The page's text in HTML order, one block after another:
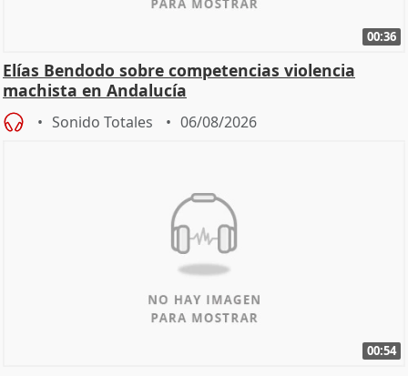
00:36
Elías Bendodo sobre competencias violencia
machista en Andalucía
Sonido Totales 06/08/2026
00:54